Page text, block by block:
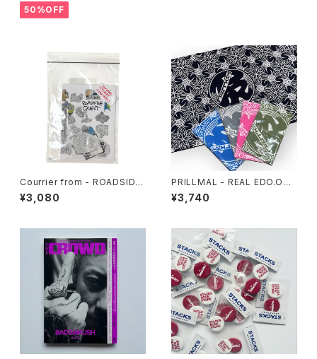
50%OFF
Courrier from - ROADSIDE
QUEST
¥3,080
PRILLMAL - REAL EDO.OG 1
8th 手拭い
¥3,740